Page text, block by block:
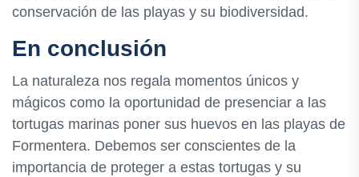
conservación de las playas y su biodiversidad.
En conclusión
La naturaleza nos regala momentos únicos y
mágicos como la oportunidad de presenciar a las
tortugas marinas poner sus huevos en las playas de
Formentera. Debemos ser conscientes de la
importancia de proteger a estas tortugas y su